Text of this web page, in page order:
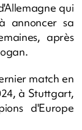
qui
annoncer sa
après
match en
à Stuttgart,
d'Europe